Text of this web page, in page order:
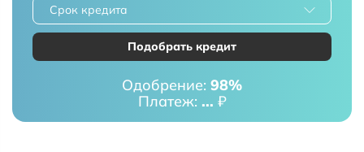
Срок кредита
Подобрать кредит
Одобрение: 98%
Платеж: ... ₽